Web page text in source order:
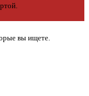
вы ищете.